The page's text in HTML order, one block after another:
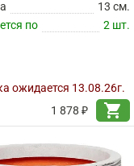
13 см.
по
2 шт.
ожидается 13.08.26г.
1 878 ₽
shopping_cart